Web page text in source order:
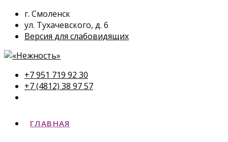
г. Смоленск
ул. Тухачевского, д. 6
Версия для слабовидящих
+7 951 719 92 30
+7 (4812) 38 97 57
ГЛАВНАЯ